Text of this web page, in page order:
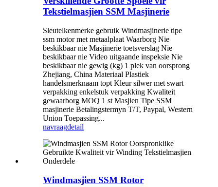
Tekstielmasjien SSM Masjinerie
Sleutelkenmerke gebruik Windmasjinerie tipe
ssm motor met metaalplaat Waarborg Nie
beskikbaar nie Masjinerie toetsverslag Nie
beskikbaar nie Video uitgaande inspeksie Nie
beskikbaar nie gewig (kg) 1 plek van oorsprong
Zhejiang, China Materiaal Plastiek
handelsmerknaam topt Kleur silwer met swart
verpakking enkelstuk verpakking Kwaliteit
gewaarborg MOQ 1 st Masjien Tipe SSM
masjinerie Betalingstermyn T/T, Paypal, Western
Union Toepassing...
navraagdetail
Windmasjien SSM Rotor